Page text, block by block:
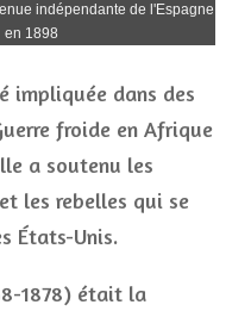
indépendante de l'Espagne
en 1898
impliquée dans des
froide en Afrique
a soutenu les
les rebelles qui se
États-Unis.
1878) était la